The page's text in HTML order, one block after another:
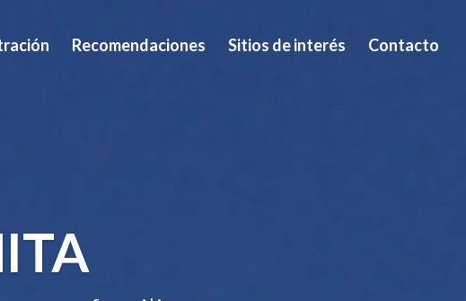
Recomendaciones Sitios de interés Contacto